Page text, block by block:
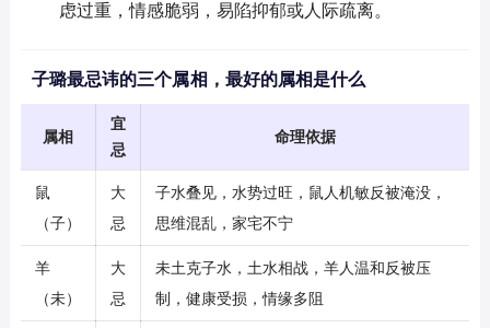
虑过重，情感脆弱，易陷抑郁或人际疏离。
子璐最忌讳的三个属相，最好的属相是什么
属相
宜
忌
命理依据
鼠
（子）
大
忌
子水叠见，水势过旺，鼠人机敏反被淹没，
思维混乱，家宅不宁
羊
（未）
大
忌
未土克子水，土水相战，羊人温和反被压
制，健康受损，情缘多阻